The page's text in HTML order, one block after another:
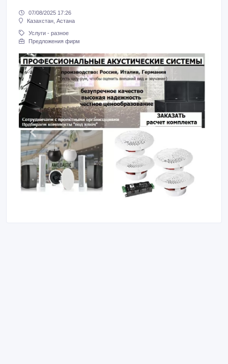
07/08/2025 17:26
Казахстан, Астана
Услуги - разное
Предложения фирм